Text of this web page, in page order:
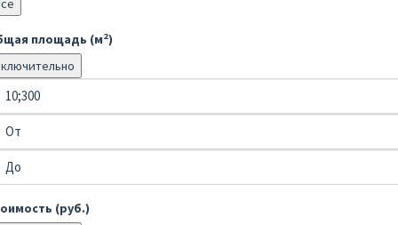
площадь (м2)
(руб.)